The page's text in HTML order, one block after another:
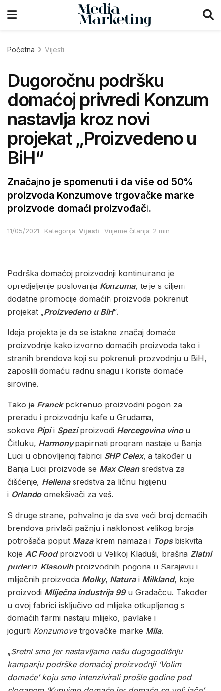
Početna Vijesti
Dugoročnu podršku
domaćoj privredi Konzum
nastavlja kroz novi
projekat „Proizvedeno u
BiH“
Značajno je spomenuti i da više od 50%
proizvoda Konzumove trgovačke marke
proizvode domaći proizvođači.
11/05/2021 Kategorija: Vijesti Vrijeme čitanja: 2 min
Podrška domaćoj proizvodnji kontinuirano je
opredjeljenje poslovanja Konzuma, te je s ciljem
dodatne promocije domaćih proizvoda pokrenut
projekat „Proizvedeno u BiH“.
Ideja projekta je da se istakne značaj domaće
proizvodnje kako izvorno domaćih proizvoda tako i
stranih brendova koji su pokrenuli prozvodnju u BiH,
zaposlili domaću radnu snagu i koriste domaće
sirovine.
Tako je Franckpokrenuo proizvodni pogon za
preradu i proizvodnju kafe u Grudama,
sokove Pipii Speziproizvodi Hercegovina vinou
Čitluku, Harmonypapirnati program nastaje u Banja
Luci u obnovljenoj fabrici SHP Celex, a također u
Banja Luci proizvode se Max Cleansredstva za
čišćenje, Hellenasredstva za ličnu higijenu
i Orlandoomekšivači za veš.
S druge strane, pohvalno je da sve veći broj domaćih
brendova privlači pažnju i naklonost velikog broja
potrošača poput Mazakrem namaza i Tops biskvita
koje AC Foodproizvodi u Velikoj Kladuši, brašna Zlatni
puderiz Klasovihproizvodnih pogona u Sarajevu i
mliječnih proizvoda Molky, Naturai Milkland, koje
proizvodi Mliječna industrija 99u Gradačcu. Također
u ovoj fabrici isključivo od mlijeka otkupljenog s
domaćih farmi nastaju mlijeko, pavlake i
jogurti Konzumovetrgovačke marke Mila.
„Sretni smo jer nastavljamo našu dugogodišnju
kampanju podrške domaćoj proizvodnji ‘Volim
domaće’ koju smo intenzivirali prošle godine pod